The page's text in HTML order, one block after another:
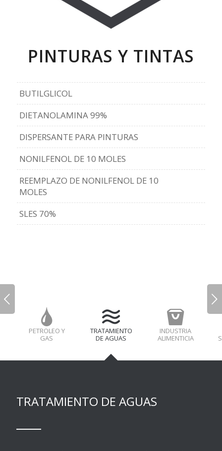
PINTURAS Y TINTAS
BUTILGLICOL
DIETANOLAMINA 99%
DISPERSANTE PARA PINTURAS
NONILFENOL DE 10 MOLES
REEMPLAZO DE NONILFENOL DE 10
MOLES
SLES 70%
PETROLEO Y
GAS
TRATAMIENTO
DE AGUAS
INDUSTRIA
ALIMENTICIA
TRATAMIENTO DE AGUAS